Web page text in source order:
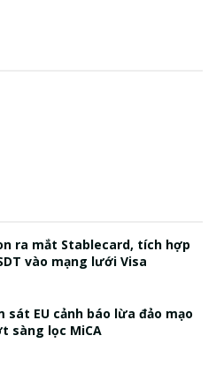
ra mắt Stablecard, tích hợp
vào mạng lưới Visa
sát EU cảnh báo lừa đảo mạo
sàng lọc MiCA